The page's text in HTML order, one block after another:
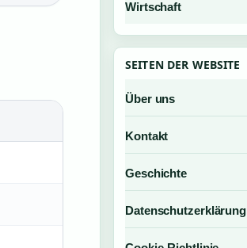
Wirtschaft
SEITEN DER WEBSITE
Über uns
Kontakt
Geschichte
Datenschutzerklärung